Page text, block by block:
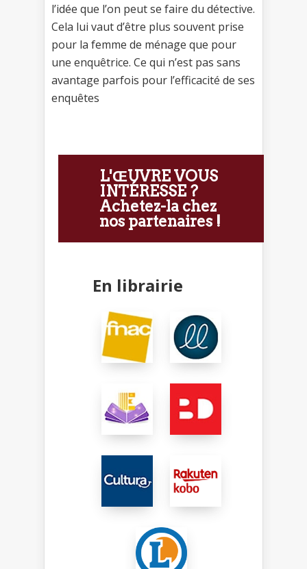
l’idée que l’on peut se faire du détective.
Cela lui vaut d’être plus souvent prise
pour la femme de ménage que pour
une enquêtrice. Ce qui n’est pas sans
avantage parfois pour l’efficacité de ses
enquêtes
L'ŒUVRE VOUS
INTÉRESSE ?
Achetez-la chez
nos partenaires !
En librairie